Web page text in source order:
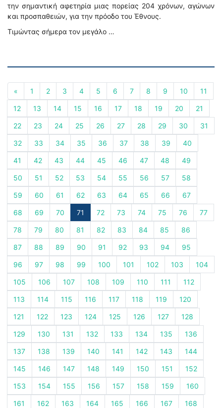
την σημαντική αφετηρία μιας πορείας 204 χρόνων, αγώνων
και προσπαθειών, για την πρόοδο του Έθνους.
Τιμώντας σήμερα τον μεγάλο …
« 1 2 3 4 5 6 7 8 9 10 11
12 13 14 15 16 17 18 19 20 21
22 23 24 25 26 27 28 29 30 31
32 33 34 35 36 37 38 39 40
41 42 43 44 45 46 47 48 49
50 51 52 53 54 55 56 57 58
59 60 61 62 63 64 65 66 67
68 69 70 71 72 73 74 75 76 77
78 79 80 81 82 83 84 85 86
87 88 89 90 91 92 93 94 95
96 97 98 99 100 101 102 103 104
105 106 107 108 109 110 111 112
113 114 115 116 117 118 119 120
121 122 123 124 125 126 127 128
129 130 131 132 133 134 135 136
137 138 139 140 141 142 143 144
145 146 147 148 149 150 151 152
153 154 155 156 157 158 159 160
161 162 163 164 165 166 167 168